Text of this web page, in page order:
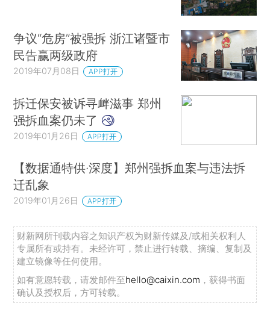
争议“危房”被强拆 浙江诸暨市
民告赢两级政府
2019年07月08日 APP打开
拆迁保安被诉寻衅滋事 郑州
强拆血案仍未了
2019年01月26日 APP打开
【数据通特供·深度】郑州强拆血案与违法拆
迁乱象
2019年01月26日 APP打开
财新网所刊载内容之知识产权为财新传媒及/或相关权利人
专属所有或持有。未经许可，禁止进行转载、摘编、复制及
建立镜像等任何使用。
如有意愿转载，请发邮件至hello@caixin.com ，获得书面
确认及授权后，方可转载。